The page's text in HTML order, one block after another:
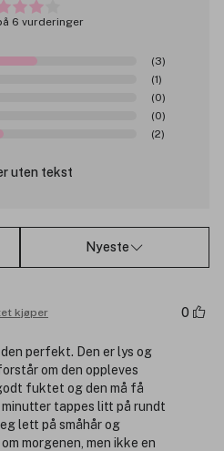
6 vurderinger
(3)
(1)
(0)
(0)
(2)
uten tekst
Nyeste
kjøper 0
den perfekt. Den er lys og
om den oppleves
fuktet og den må få
tappes litt på rundt
lett på småhår og
morgenen, men ikke en